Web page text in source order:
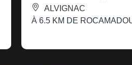
ALVIGNAC
À 6.5 KM DE